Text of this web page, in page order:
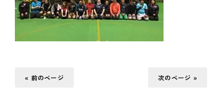
« 前のページ 次のページ »